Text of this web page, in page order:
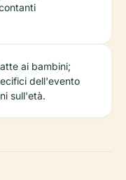
ai bambini;
dell'evento
sull'età.